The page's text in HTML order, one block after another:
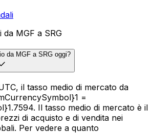
MGF a SRG
da MGF a SRG oggi?
il tasso medio di mercato da
=
Il tasso medio di mercato è il
di acquisto e di vendita nei
Per vedere a quanto